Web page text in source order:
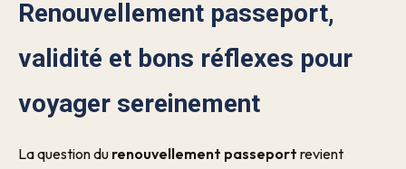
Renouvellement passeport,
validité et bons réflexes pour
voyager sereinement
La question du renouvellement passeport revient